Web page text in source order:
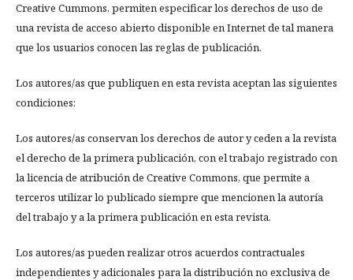
Creative Cummons, permiten especificar los derechos de uso de
una revista de acceso abierto disponible en Internet de tal manera
que los usuarios conocen las reglas de publicación.
Los autores/as que publiquen en esta revista aceptan las siguientes
condiciones:
Los autores/as conservan los derechos de autor y ceden a la revista
el derecho de la primera publicación, con el trabajo registrado con
la licencia de atribución de Creative Commons, que permite a
terceros utilizar lo publicado siempre que mencionen la autoría
del trabajo y a la primera publicación en esta revista.
Los autores/as pueden realizar otros acuerdos contractuales
independientes y adicionales para la distribución no exclusiva de